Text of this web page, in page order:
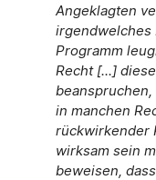
Angeklagten
irgendwelches
Programm
Recht [...]
in manchen
rückwirkender
wirksam sein
beweisen,